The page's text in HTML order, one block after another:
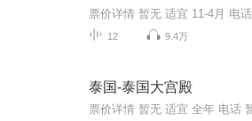
12 9.4万
泰国-泰国大宫殿